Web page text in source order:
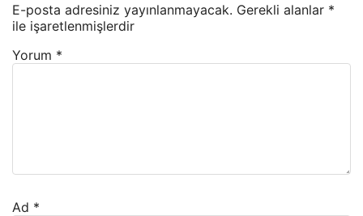
E-posta adresiniz yayınlanmayacak. Gerekli alanlar *
ile işaretlenmişlerdir
Yorum *
Ad *